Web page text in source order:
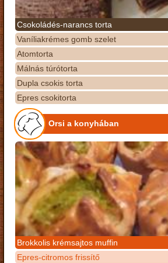
Csokoládés-narancs torta
Vaníliakrémes gomb szelet
Atomtorta
Málnás túrótorta
Dupla csokis torta
Epres csokitorta
Orsi a konyhában
Brokkolis krémsajtos muffin
Epres-citromos frissítő